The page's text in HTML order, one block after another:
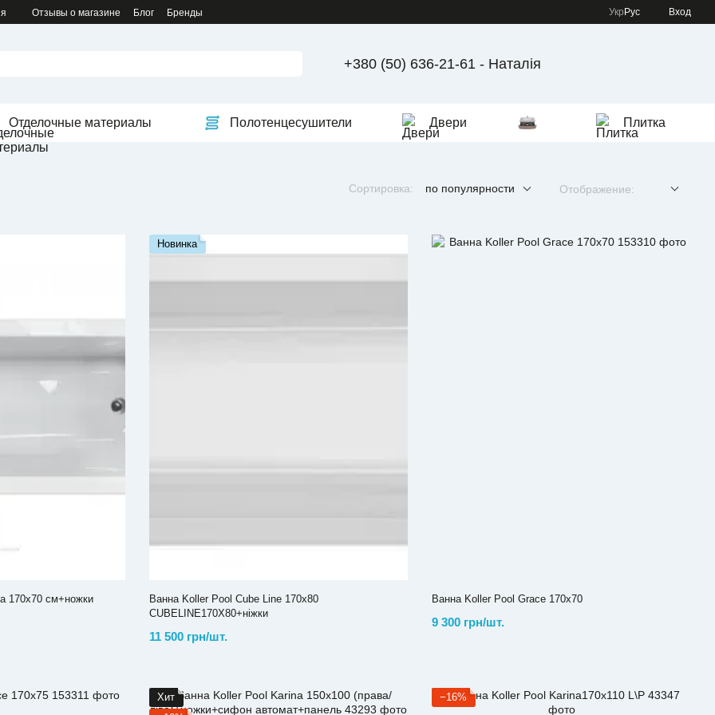
Отзывы о магазине Блог Бренды Укр Рус Вход
+380 (50) 636-21-61 - Наталія
Отделочные материалы Полотенцесушители Двери Плитка
Сортировка: по популярности Отображение:
170х70 см+ножки
Новинка
Ванна Koller Pool Cube Line 170х80
CUBELINE170X80+ніжки
11 500 грн/шт.
Ванна Koller Pool Grace 170х70
9 300 грн/шт.
Хит
−16%